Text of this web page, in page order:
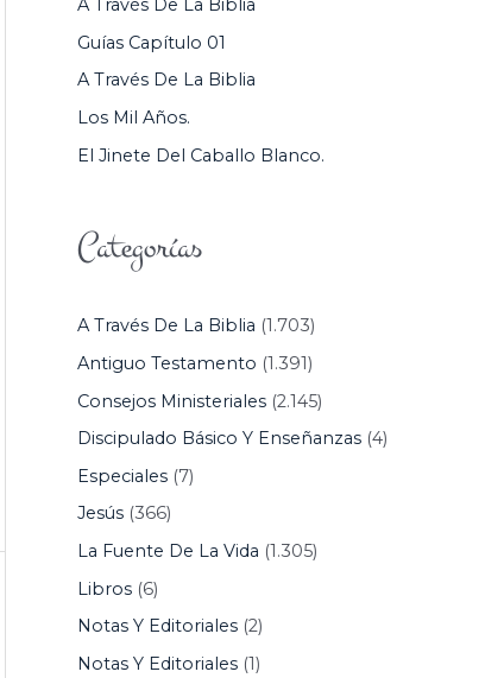
R
:
A Través De La Biblia
Guías Capítulo 01
A Través De La Biblia
Los Mil Años.
El Jinete Del Caballo Blanco.
Categorías
A Través De La Biblia (1.703)
Antiguo Testamento (1.391)
Consejos Ministeriales(2.145)
Discipulado Básico Y Enseñanzas(4)
Especiales(7)
Jesús(366)
La Fuente De La Vida (1.305)
Libros(6)
Notas Y Editoriales(2)
Notas Y Editoriales(1)